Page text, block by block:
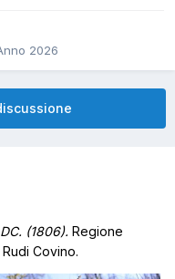
2026
(1806). Regione
Covino.